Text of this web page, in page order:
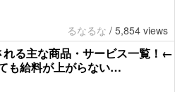
るなるな / 5,854 views
れる主な商品・サービス一覧！←
も給料が上がらない…